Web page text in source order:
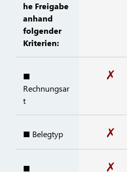
he Freigabe
anhand
folgender
Kriterien:
■
Rechnungsar
t
✗
■ Belegtyp ✗
■
✗